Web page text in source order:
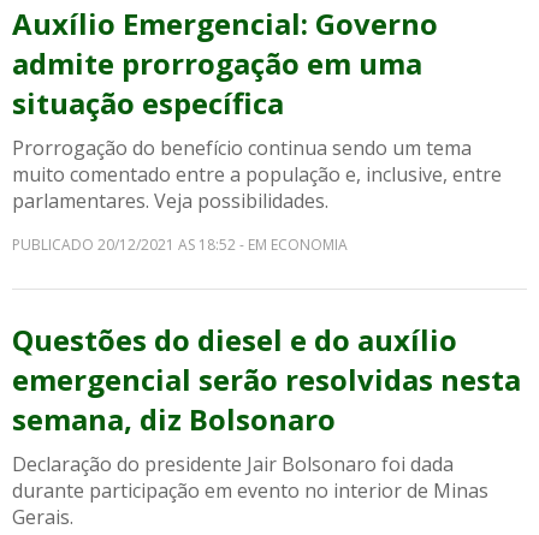
Auxílio Emergencial: Governo
admite prorrogação em uma
situação específica
Prorrogação do benefício continua sendo um tema
muito comentado entre a população e, inclusive, entre
parlamentares. Veja possibilidades.
PUBLICADO 20/12/2021 AS 18:52 - EM ECONOMIA
Questões do diesel e do auxílio
emergencial serão resolvidas nesta
semana, diz Bolsonaro
Declaração do presidente Jair Bolsonaro foi dada
durante participação em evento no interior de Minas
Gerais.